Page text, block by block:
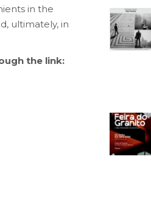
in the
ultimately, in
the link: